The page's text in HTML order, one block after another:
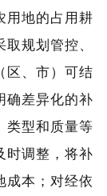
用地的占用耕
规划管控、
区、市）可结
确差异化的补
类型和质量等
时调整，将补
成本；对经依